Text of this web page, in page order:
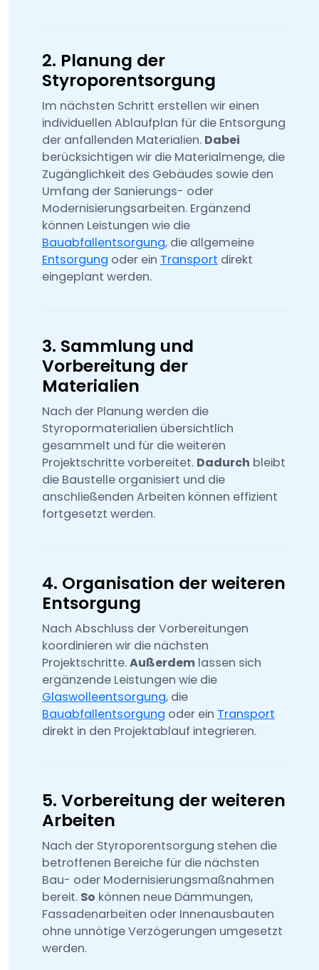
2. Planung der
Styroporentsorgung
Im nächsten Schritt erstellen wir einen
individuellen Ablaufplan für die Entsorgung
der anfallenden Materialien. Dabei
berücksichtigen wir die Materialmenge, die
Zugänglichkeit des Gebäudes sowie den
Umfang der Sanierungs- oder
Modernisierungsarbeiten. Ergänzend
können Leistungen wie die
Bauabfallentsorgung, die allgemeine
Entsorgung oder ein Transport direkt
eingeplant werden.
3. Sammlung und
Vorbereitung der
Materialien
Nach der Planung werden die
Styropormaterialien übersichtlich
gesammelt und für die weiteren
Projektschritte vorbereitet. Dadurch bleibt
die Baustelle organisiert und die
anschließenden Arbeiten können effizient
fortgesetzt werden.
4. Organisation der weiteren
Entsorgung
Nach Abschluss der Vorbereitungen
koordinieren wir die nächsten
Projektschritte.Außerdem lassen sich
ergänzende Leistungen wie die
Glaswolleentsorgung, die
Bauabfallentsorgung oder ein Transport
direkt in den Projektablauf integrieren.
5. Vorbereitung der weiteren
Arbeiten
Nach der Styroporentsorgung stehen die
betroffenen Bereiche für die nächsten
Bau- oder Modernisierungsmaßnahmen
bereit. So können neue Dämmungen,
Fassadenarbeiten oder Innenausbauten
ohne unnötige Verzögerungen umgesetzt
werden.